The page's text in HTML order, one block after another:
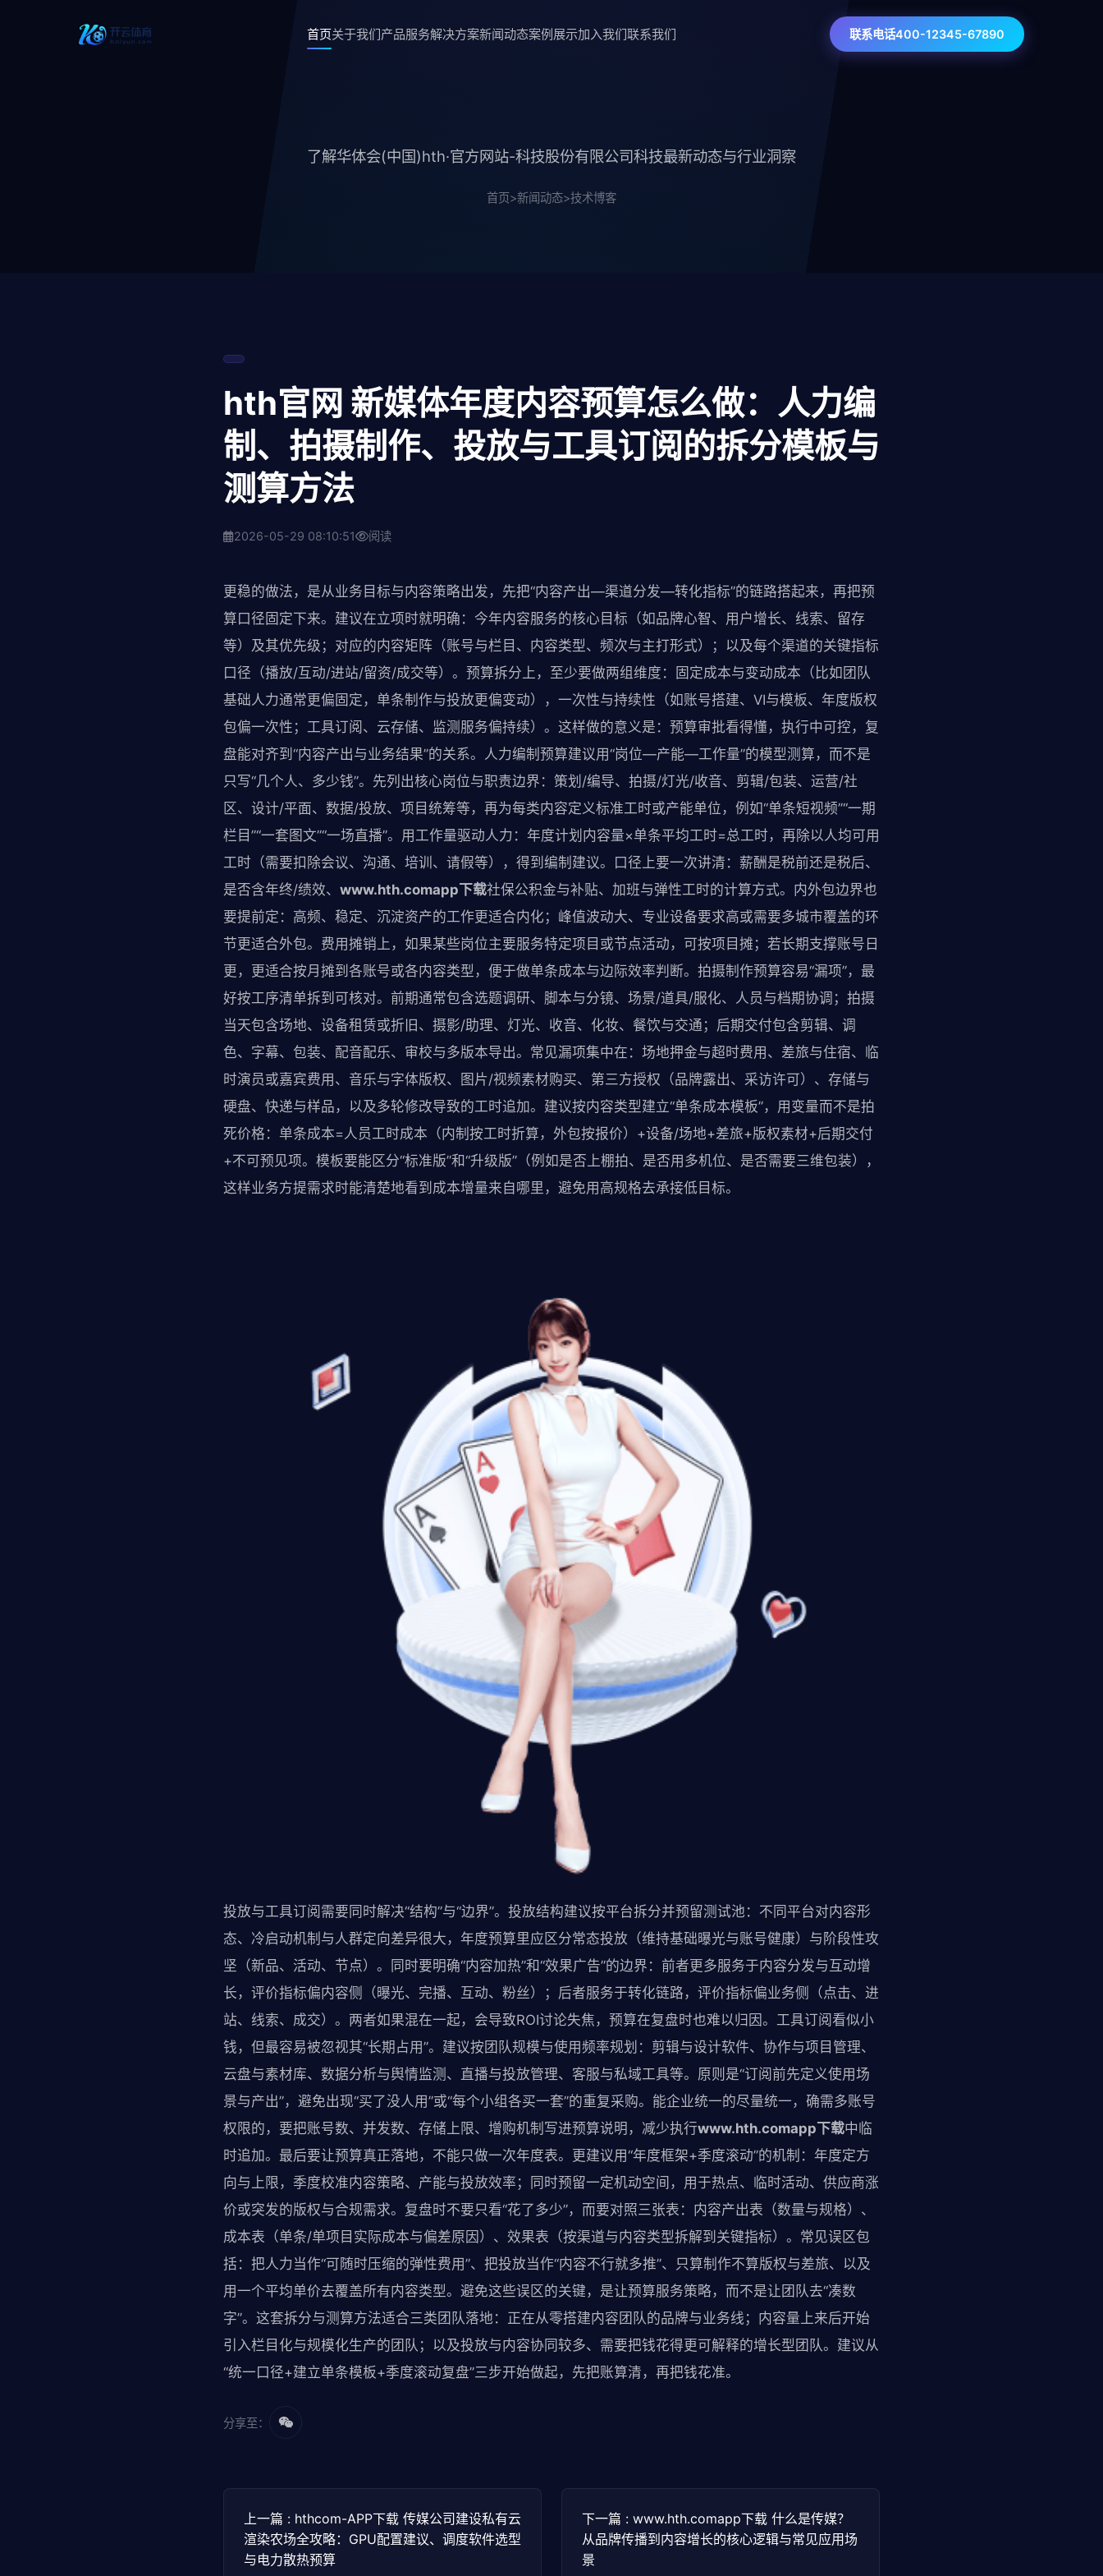
首页关于我们产品服务解决方案新闻动态案例展示加入我们联系我们 联系电话400-12345-67890
了解华体会(中国)hth·官方网站-科技股份有限公司科技最新动态与行业洞察
首页>新闻动态>技术博客
hth官网 新媒体年度内容预算怎么做：人力编
制、拍摄制作、投放与工具订阅的拆分模板与
测算方法
2026-05-29 08:10:51 阅读
更稳的做法，是从业务目标与内容策略出发，先把“内容产出—渠道分发—转化指标”的链路搭起来，再把预
算口径固定下来。建议在立项时就明确：今年内容服务的核心目标（如品牌心智、用户增长、线索、留存
等）及其优先级；对应的内容矩阵（账号与栏目、内容类型、频次与主打形式）；以及每个渠道的关键指标
口径（播放/互动/进站/留资/成交等）。预算拆分上，至少要做两组维度：固定成本与变动成本（比如团队
基础人力通常更偏固定，单条制作与投放更偏变动），一次性与持续性（如账号搭建、VI与模板、年度版权
包偏一次性；工具订阅、云存储、监测服务偏持续）。这样做的意义是：预算审批看得懂，执行中可控，复
盘能对齐到“内容产出与业务结果”的关系。人力编制预算建议用“岗位—产能—工作量”的模型测算，而不是
只写“几个人、多少钱”。先列出核心岗位与职责边界：策划/编导、拍摄/灯光/收音、剪辑/包装、运营/社
区、设计/平面、数据/投放、项目统筹等，再为每类内容定义标准工时或产能单位，例如“单条短视频”“一期
栏目”“一套图文”“一场直播”。用工作量驱动人力：年度计划内容量×单条平均工时=总工时，再除以人均可用
工时（需要扣除会议、沟通、培训、请假等），得到编制建议。口径上要一次讲清：薪酬是税前还是税后、
是否含年终/绩效、 www.hth.comapp下载社保公积金与补贴、加班与弹性工时的计算方式。内外包边界也
要提前定：高频、稳定、沉淀资产的工作更适合内化；峰值波动大、专业设备要求高或需要多城市覆盖的环
节更适合外包。费用摊销上，如果某些岗位主要服务特定项目或节点活动，可按项目摊；若长期支撑账号日
更，更适合按月摊到各账号或各内容类型，便于做单条成本与边际效率判断。拍摄制作预算容易“漏项”，最
好按工序清单拆到可核对。前期通常包含选题调研、脚本与分镜、场景/道具/服化、人员与档期协调；拍摄
当天包含场地、设备租赁或折旧、摄影/助理、灯光、收音、化妆、餐饮与交通；后期交付包含剪辑、调
色、字幕、包装、配音配乐、审校与多版本导出。常见漏项集中在：场地押金与超时费用、差旅与住宿、临
时演员或嘉宾费用、音乐与字体版权、图片/视频素材购买、第三方授权（品牌露出、采访许可）、存储与
硬盘、快递与样品，以及多轮修改导致的工时追加。建议按内容类型建立“单条成本模板”，用变量而不是拍
死价格：单条成本=人员工时成本（内制按工时折算，外包按报价）+设备/场地+差旅+版权素材+后期交付
+不可预见项。模板要能区分“标准版”和“升级版”（例如是否上棚拍、是否用多机位、是否需要三维包装），
这样业务方提需求时能清楚地看到成本增量来自哪里，避免用高规格去承接低目标。
投放与工具订阅需要同时解决“结构”与“边界”。投放结构建议按平台拆分并预留测试池：不同平台对内容形
态、冷启动机制与人群定向差异很大，年度预算里应区分常态投放（维持基础曝光与账号健康）与阶段性攻
坚（新品、活动、节点）。同时要明确“内容加热”和“效果广告”的边界：前者更多服务于内容分发与互动增
长，评价指标偏内容侧（曝光、完播、互动、粉丝）；后者服务于转化链路，评价指标偏业务侧（点击、进
站、线索、成交）。两者如果混在一起，会导致ROI讨论失焦，预算在复盘时也难以归因。工具订阅看似小
钱，但最容易被忽视其“长期占用”。建议按团队规模与使用频率规划：剪辑与设计软件、协作与项目管理、
云盘与素材库、数据分析与舆情监测、直播与投放管理、客服与私域工具等。原则是“订阅前先定义使用场
景与产出”，避免出现“买了没人用”或“每个小组各买一套”的重复采购。能企业统一的尽量统一，确需多账号
权限的，要把账号数、并发数、存储上限、增购机制写进预算说明，减少执行www.hth.comapp下载中临
时追加。最后要让预算真正落地，不能只做一次年度表。更建议用“年度框架+季度滚动”的机制：年度定方
向与上限，季度校准内容策略、产能与投放效率；同时预留一定机动空间，用于热点、临时活动、供应商涨
价或突发的版权与合规需求。复盘时不要只看“花了多少”，而要对照三张表：内容产出表（数量与规格）、
成本表（单条/单项目实际成本与偏差原因）、效果表（按渠道与内容类型拆解到关键指标）。常见误区包
括：把人力当作“可随时压缩的弹性费用”、把投放当作“内容不行就多推”、只算制作不算版权与差旅、以及
用一个平均单价去覆盖所有内容类型。避免这些误区的关键，是让预算服务策略，而不是让团队去“凑数
字”。这套拆分与测算方法适合三类团队落地：正在从零搭建内容团队的品牌与业务线；内容量上来后开始
引入栏目化与规模化生产的团队；以及投放与内容协同较多、需要把钱花得更可解释的增长型团队。建议从
“统一口径+建立单条模板+季度滚动复盘”三步开始做起，先把账算清，再把钱花准。
分享至：
上一篇 : hthcom-APP下载 传媒公司建设私有云
渲染农场全攻略：GPU配置建议、调度软件选型
与电力散热预算
下一篇 : www.hth.comapp下载 什么是传媒？
从品牌传播到内容增长的核心逻辑与常见应用场
景